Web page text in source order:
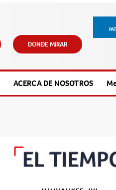
DONDE MIRAR
ACERCA DE NOSOTROS M